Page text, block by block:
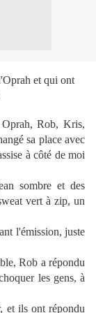
et qui ont
Rob, Kris,
sa place avec
à côté de moi
sombre et des
vert à zip, un
l'émission, juste
Rob a répondu
les gens, à
et ils ont répondu